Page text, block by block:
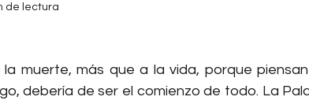
de lectura
muerte, más que a la vida, porque
debería de ser el comienzo de todo. La